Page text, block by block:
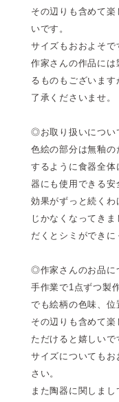
その辺りも含めて
いです。
サイズもおおよそで
作家さんの作品に
るものもございま
了承くださいませ。
◎お取り扱いにつ
色絵の部分は無釉の
するように食器全
器にも使用できる安
効果がずっと続く
じかなくなってき
だくとシミができに
◎作家さんのお品
手作業で1点ずつ製
でも絵柄の色味、位
その辺りも含めて
ただけると嬉しいで
サイズについても
さい。
また陶器に関しま